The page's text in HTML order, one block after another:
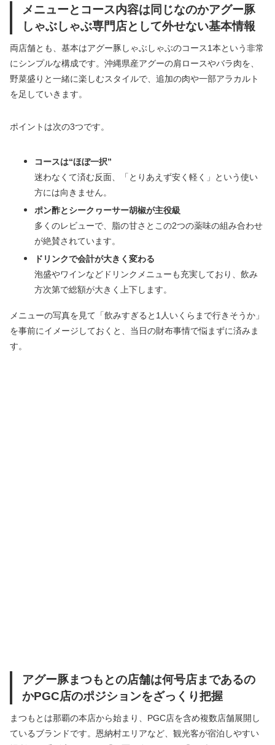
メニューとコース内容は同じなのかアグー豚
しゃぶしゃぶ専門店として外せない基本情報
両店舗とも、基本はアグー豚しゃぶしゃぶのコース1本という非常
にシンプルな構成です。沖縄県産アグーの肩ロースやバラ肉を、
野菜盛りと一緒に楽しむスタイルで、追加の肉や一部アラカルト
を足していきます。
ポイントは次の3つです。
コースは“ほぼ一択”
迷わなくて済む反面、「とりあえず安く軽く」という使い
方には向きません。
ポン酢とシークヮーサー胡椒が主役級
多くのレビューで、脂の甘さとこの2つの薬味の組み合わせ
が絶賛されています。
ドリンクで会計が大きく変わる
泡盛やワインなどドリンクメニューも充実しており、飲み
方次第で総額が大きく上下します。
メニューの写真を見て「飲みすぎると1人いくらまで行きそうか」
を事前にイメージしておくと、当日の財布事情で悩まずに済みま
す。
アグー豚まつもとの店舗は何号店まであるの
かPGC店のポジションをざっくり把握
まつもとは那覇の本店から始まり、PGC店を含め複数店舗展開し
ているブランドです。恩納村エリアなど、観光客が宿泊しやすい